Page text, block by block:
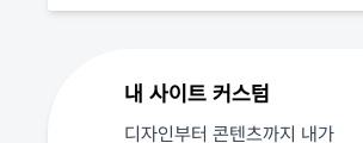
내 사이트 커스텀
디자인부터 콘텐츠까지 내가